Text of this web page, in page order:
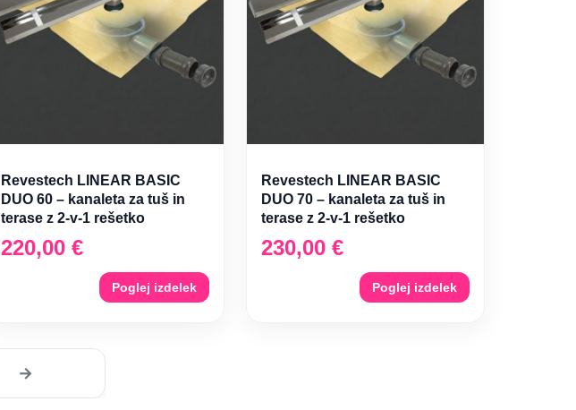
Revestech LINEAR BASIC
DUO 60 – kanaleta za tuš in
terase z 2-v-1 rešetko
220,00 €
Poglej izdelek
Revestech LINEAR BASIC
DUO 70 – kanaleta za tuš in
terase z 2-v-1 rešetko
230,00 €
Poglej izdelek
→